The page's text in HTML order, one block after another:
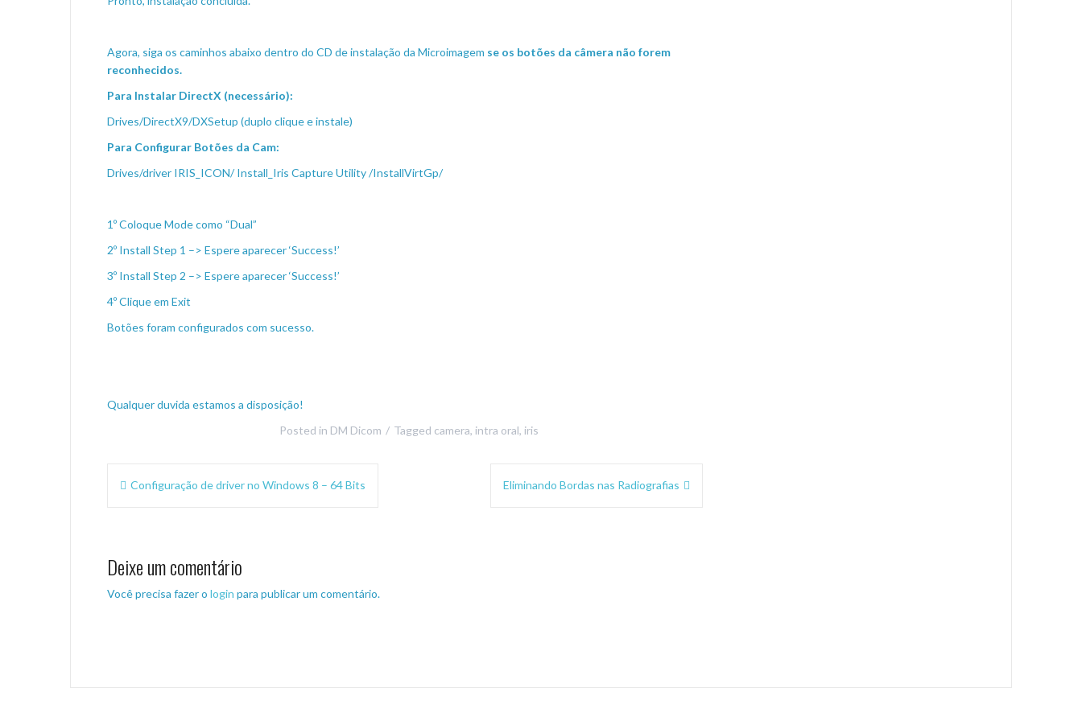
Agora, siga os caminhos abaixo dentro do CD de instalação da Microimagem se os botões da câmera não forem
reconhecidos.
Para Instalar DirectX (necessário):
Drives/DirectX9/DXSetup (duplo clique e instale)
Para Configurar Botões da Cam:
Drives/driver IRIS_ICON/ Install_Iris Capture Utility /InstallVirtGp/
1º Coloque Mode como “Dual”
2º Install Step 1 –> Espere aparecer ‘Success!’
3º Install Step 2 –> Espere aparecer ‘Success!’
4º Clique em Exit
Botões foram configurados com sucesso.
Qualquer duvida estamos a disposição!
Posted in DM Dicom Tagged camera, intra oral, iris
Navegação
Configuração de driver no Windows 8 – 64 Bits Eliminando Bordas nas Radiografias
Deixe um comentário
Você precisa fazer o login para publicar um comentário.